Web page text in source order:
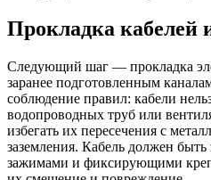
Прокладка кабелей
Следующий шаг — прокладка
заранее подготовленным
соблюдение правил: кабели
водопроводных труб или
избегать их пересечения с
заземления. Кабель должен
зажимами и фиксирующими